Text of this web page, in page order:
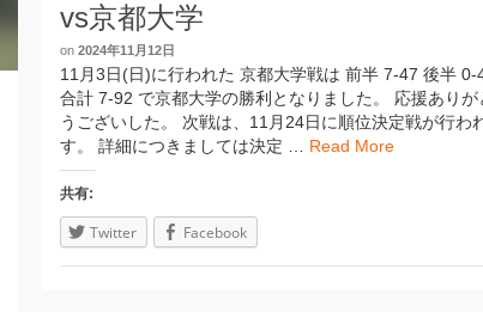
vs京都大学
on 2024年11月12日
11月3日(日)に行われた 京都大学戦は 前半 7-47 後半 0-
合計 7-92 で京都大学の勝利となりました。 応援ありが
うございした。 次戦は、11月24日に順位決定戦が行わ
す。 詳細につきましては決定 … Read More
共有:
Twitter Facebook